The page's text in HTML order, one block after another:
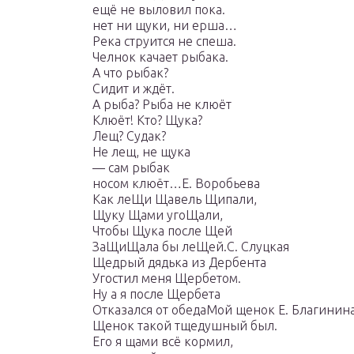
ещё не выловил пока.
нет ни щуки, ни ерша…
Река струится не спеша.
Челнок качает рыбака.
А что рыбак?
Сидит и ждёт.
А рыба? Рыба не клюёт
Клюёт! Кто? Щука?
Лещ? Судак?
Не лещ, не щука
— сам рыбак
носом клюёт…Е. Воробьева
Как леЩи Щавель Щипали,
Щуку Щами угоЩали,
Чтобы Щука после Щей
ЗаЩиЩала бы леЩей.С. Слуцкая
Щедрый дядька из Дербента
Угостил меня Щербетом.
Ну а я после Щербета
Отказался от обедаМой щенок Е.
Щенок такой тщедушный был.
Его я щами всё кормил,